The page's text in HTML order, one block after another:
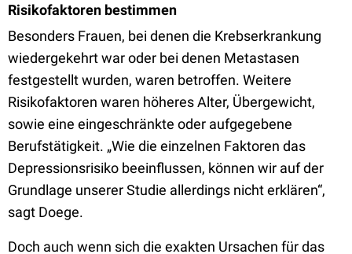
Risikofaktoren bestimmen
Besonders Frauen, bei denen die Krebserkrankung
wiedergekehrt war oder bei denen Metastasen
festgestellt wurden, waren betroffen. Weitere
Risikofaktoren waren höheres Alter, Übergewicht,
sowie eine eingeschränkte oder aufgegebene
Berufstätigkeit. „Wie die einzelnen Faktoren das
Depressionsrisiko beeinflussen, können wir auf der
Grundlage unserer Studie allerdings nicht erklären“,
sagt Doege.
Doch auch wenn sich die exakten Ursachen für das